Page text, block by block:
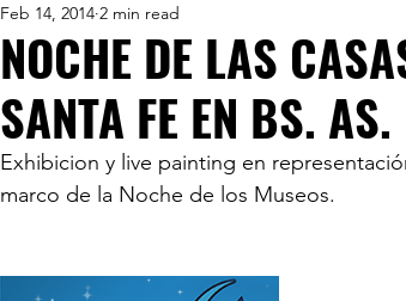
NOCHE DE LAS
SANTA FE EN BS. AS.
Feb 14, 2014 2 min read
Exhibicion y live painting en
marco de la Noche de los Museos.